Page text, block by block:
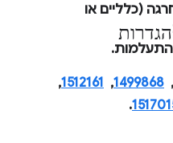
(כלליים או
הגדרות
.
, ‏
1499868
, ‏
1512161
, ‏
.